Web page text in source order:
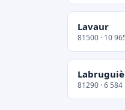
Lavaur
81500 · 10
81290 · 6 584